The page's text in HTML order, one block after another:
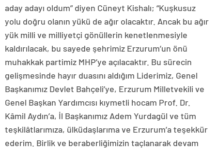
aday adayı oldum” diyen Cüneyt Kishalı; “Kuşkusuz
yolu doğru olanın yükü de ağır olacaktır. Ancak bu ağır
yük milli ve milliyetçi gönüllerin kenetlenmesiyle
kaldırılacak, bu sayede şehrimiz Erzurum’un önü
muhakkak partimiz MHP’ye açılacaktır. Bu sürecin
gelişmesinde hayır duasını aldığım Liderimiz, Genel
Başkanımız Devlet Bahçeli’ye, Erzurum Milletvekili ve
Genel Başkan Yardımcısı kıymetli hocam Prof. Dr.
Kâmil Aydın’a, İl Başkanımız Adem Yurdagül ve tüm
teşkilâtlarımıza, ülküdaşlarıma ve Erzurum’a teşekkür
ederim. Birlik ve beraberliğimizin taçlanarak devam